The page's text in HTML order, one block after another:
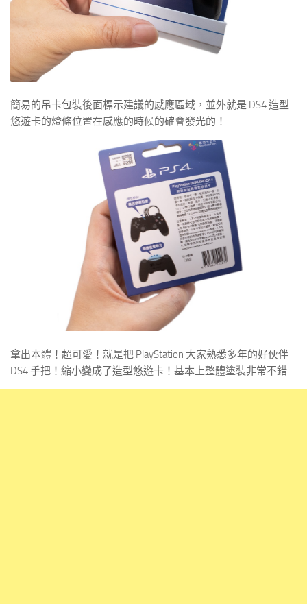
簡易的吊卡包裝後面標示建議的感應區域，並外就是 DS4 造型
悠遊卡的燈條位置在感應的時候的確會發光的！
拿出本體！超可愛！就是把 PlayStation 大家熟悉多年的好伙伴
DS4 手把！縮小變成了造型悠遊卡！基本上整體塗裝非常不錯